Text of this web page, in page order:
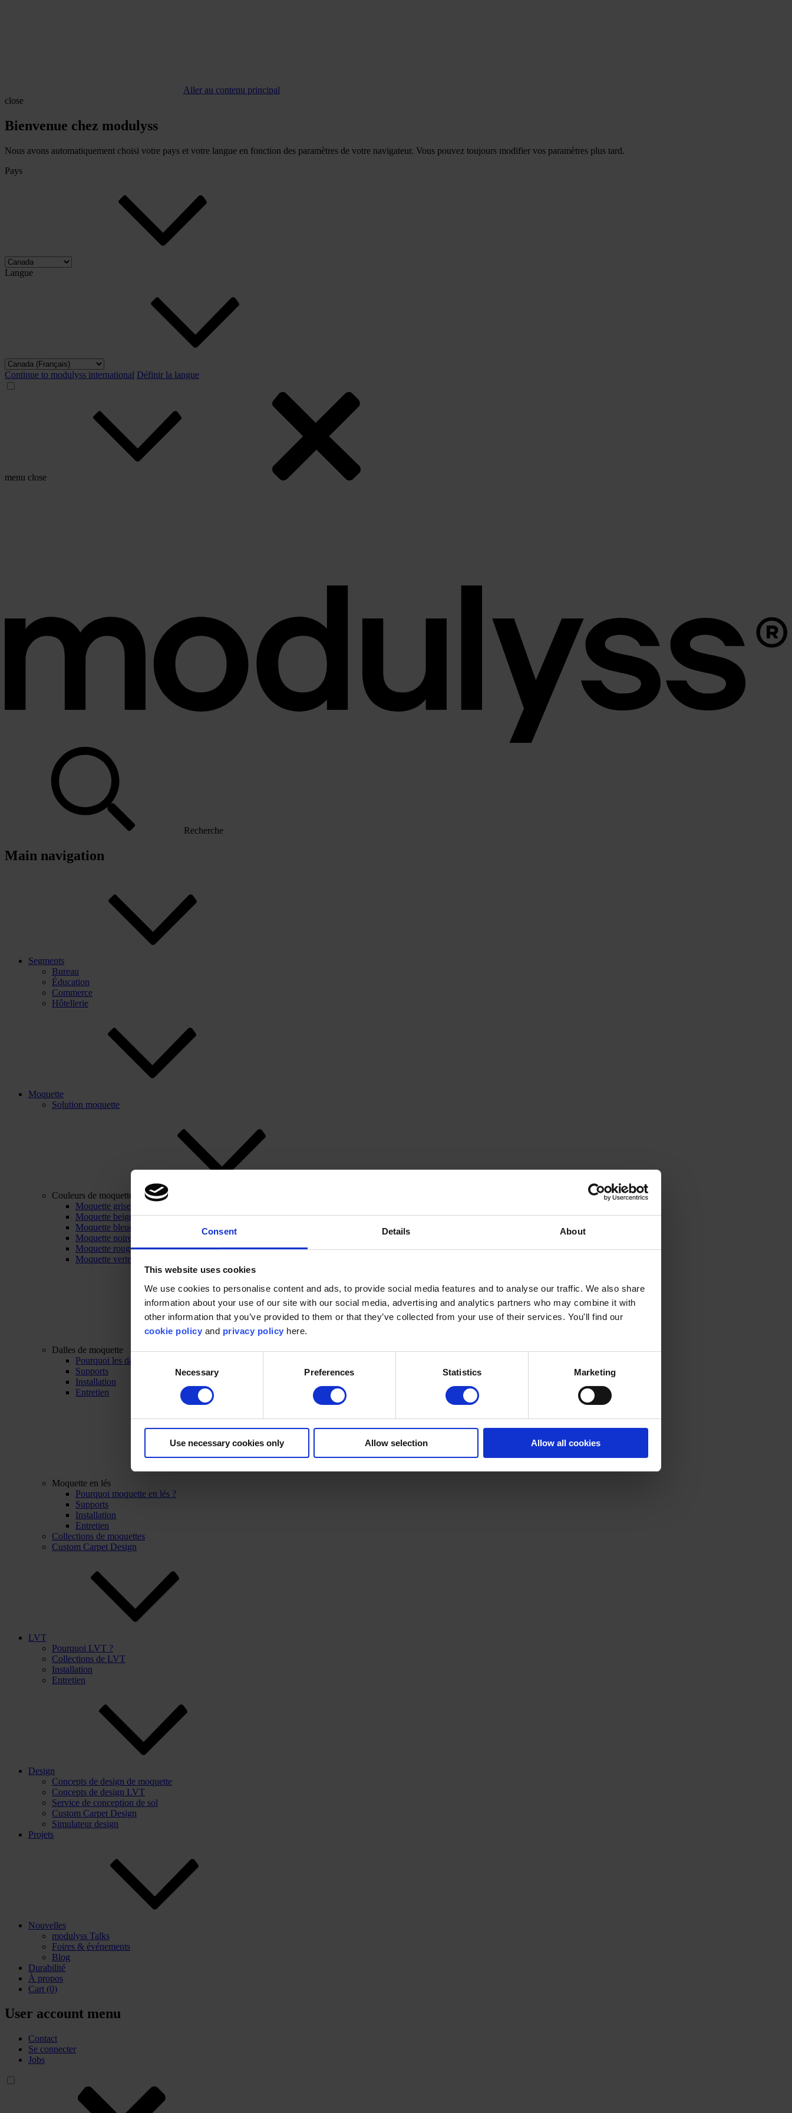
Consent Details About
This website uses cookies
We use cookies to personalise content and ads, to provide social media features and to analyse our traffic. We also share
information about your use of our site with our social media, advertising and analytics partners who may combine it with
other information that you’ve provided to them or that they’ve collected from your use of their services. You'll find our
cookie policy and privacy policy here.
Consent
Necessary Preferences Statistics Marketing
Use necessary cookies only Allow selection Allow all cookies
Aller au contenu principal
close
Bienvenue chez modulyss
Nous avons automatiquement choisi votre pays et votre langue en fonction des paramètres de votre navigateur. Vous pouvez toujours modifier vos paramètres plus tard.
Pays
Langue
Continue to modulyss international Définir la langue
menu close
Recherche
Main navigation
Segments
Bureau
Éducation
Commerce
Hôtellerie
Moquette
Solution moquette
Couleurs de moquette
Moquette grise
Moquette beige
Moquette bleue
Moquette noire
Moquette rouge
Moquette verte
Dalles de moquette
Pourquoi les dalles de moquette ?
Supports
Installation
Entretien
Moquette en lés
Pourquoi moquette en lés ?
Supports
Installation
Entretien
Collections de moquettes
Custom Carpet Design
LVT
Pourquoi LVT ?
Collections de LVT
Installation
Entretien
Design
Concepts de design de moquette
Concepts de design LVT
Service de conception de sol
Custom Carpet Design
Simulateur design
Projets
Nouvelles
modulyss Talks
Foires & événements
Blog
Durabilité
À propos
Cart (0)
User account menu
Contact
Se connecter
Jobs